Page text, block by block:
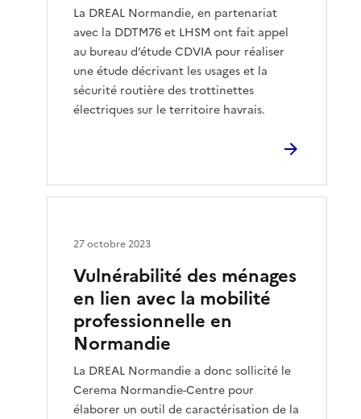
La DREAL Normandie, en partenariat
avec la DDTM76 et LHSM ont fait appel
au bureau d’étude CDVIA pour réaliser
une étude décrivant les usages et la
sécurité routière des trottinettes
électriques sur le territoire havrais.
Vulnérabilité des ménages
en lien avec la mobilité
professionnelle en
Normandie
La DREAL Normandie a donc sollicité le
Cerema Normandie-Centre pour
élaborer un outil de caractérisation de la
27 octobre 2023